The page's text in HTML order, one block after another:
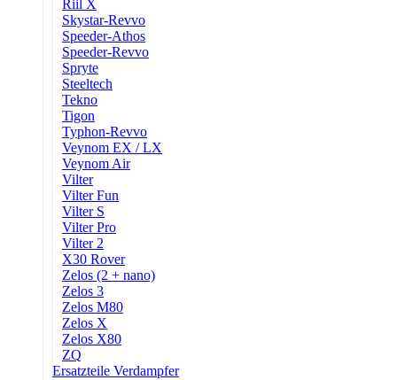
Riil X
Skystar-Revvo
Speeder-Athos
Speeder-Revvo
Spryte
Steeltech
Tekno
Tigon
Typhon-Revvo
Veynom EX / LX
Veynom Air
Vilter
Vilter Fun
Vilter S
Vilter Pro
Vilter 2
X30 Rover
Zelos (2 + nano)
Zelos 3
Zelos M80
Zelos X
Zelos X80
ZQ
Ersatzteile Verdampfer